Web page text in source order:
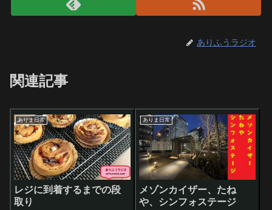
ありふうラジオ
関連記事
ありま日常
レジに到着するまでの段
取り
ありま日常
メゾンカイザー、たね
や、シンフォステージ